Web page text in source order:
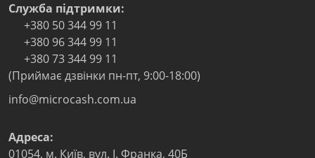
Служба підтримки:
+380 50 344 99 11
+380 96 344 99 11
+380 73 344 99 11
(Приймає дзвінки пн-пт, 9:00-18:00)
info@microcash.com.ua
Адреса:
01054, м. Київ, вул. І. Франка, 40Б